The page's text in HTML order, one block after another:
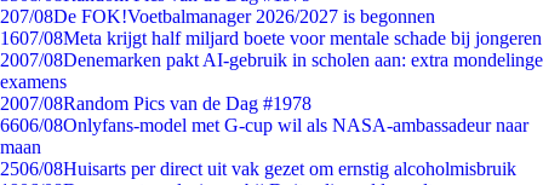
207/08De FOK!Voetbalmanager 2026/2027 is begonnen
1607/08Meta krijgt half miljard boete voor mentale schade bij jongeren
2007/08Denemarken pakt AI-gebruik in scholen aan: extra mondelinge
examens
2007/08Random Pics van de Dag #1978
6606/08Onlyfans-model met G-cup wil als NASA-ambassadeur naar
maan
2506/08Huisarts per direct uit vak gezet om ernstig alcoholmisbruik